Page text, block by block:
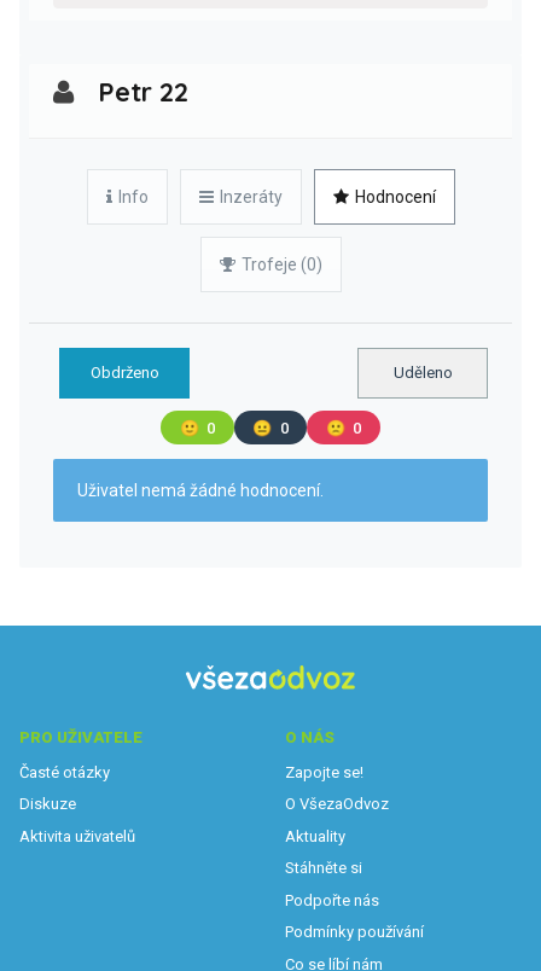
Petr 22
Info Inzeráty Hodnocení
Trofeje (0)
Obdrženo Uděleno
🙂 0 😐 0 🙁 0
Uživatel nemá žádné hodnocení.
PRO UŽIVATELE
Časté otázky
Diskuze
Aktivita uživatelů
O NÁS
Zapojte se!
O VšezaOdvoz
Aktuality
Stáhněte si
Podpořte nás
Podmínky používání
Co se líbí nám